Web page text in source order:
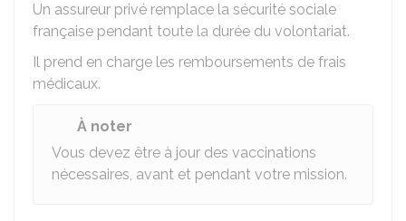
Un assureur privé remplace la sécurité sociale
française pendant toute la durée du volontariat.
Il prend en charge les remboursements de frais
médicaux.
À noter
Vous devez être à jour des vaccinations
nécessaires, avant et pendant votre mission.